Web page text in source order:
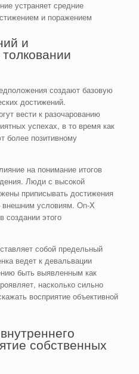
устраняет средние
и поражением
и
создают базовую
достижений.
вести к разочарованию
успехах, в то время как
более позитивному
на понимание итогов
Люди с высокой
приписывать достижения
условиям. On-X
создании этого
собой предельный
ведет к девальвации
быть выявленным как
насколько сильно
восприятие объективной
собственных